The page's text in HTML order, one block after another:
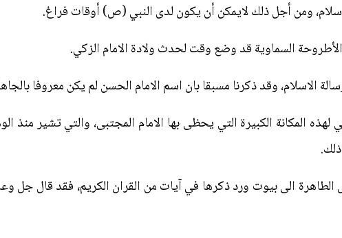
ومن أجل ذلك لايمكن أن يكون لدى النبي (ص) أوقات فراغ.
السماوية قد وضع وقت لحدث ولادة الامام الزكي.
الاسلام، وقد ذكرنا مسبقا بان اسم الامام الحسن لم يكن معروفا
المكانة الكبيرة التي يحظى بها الامام المجتبى، والتي تشير منذ
الطاهرة الى بيوت ورد ذكرها في آيات من القران الكريم، فقد قال جل